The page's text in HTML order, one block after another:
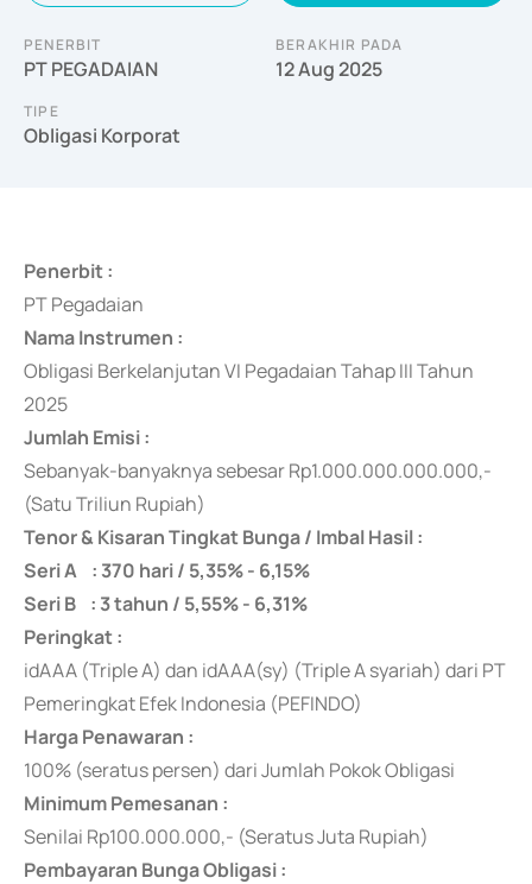
PENERBIT
PT PEGADAIAN
BERAKHIR PADA
12 Aug 2025
TIPE
Obligasi Korporat
Penerbit :
PT Pegadaian
Nama Instrumen :
Obligasi Berkelanjutan VI Pegadaian Tahap III Tahun
2025
Jumlah Emisi :
Sebanyak-banyaknya sebesar Rp1.000.000.000.000,-
(Satu Triliun Rupiah)
Tenor & Kisaran Tingkat Bunga / Imbal Hasil :
Seri A : 370 hari / 5,35% - 6,15%
Seri B : 3 tahun / 5,55% - 6,31%
Peringkat :
idAAA (Triple A) dan idAAA(sy) (Triple A syariah) dari PT
Pemeringkat Efek Indonesia (PEFINDO)
Harga Penawaran :
100% (seratus persen) dari Jumlah Pokok Obligasi
Minimum Pemesanan :
Senilai Rp100.000.000,- (Seratus Juta Rupiah)
Pembayaran Bunga Obligasi :